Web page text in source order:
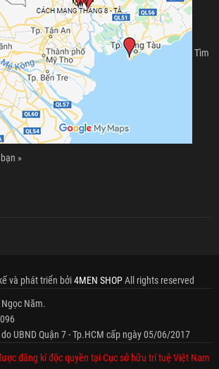
Tìm
»
và phát triển bởi4MEN SHOPAll rights reserved
Năm.
UBND Quận 7 - Tp.HCM cấp ngày 05/06/2017
đăng kí độc quyền tại Cục sở hữu trí tuệ Việt Nam